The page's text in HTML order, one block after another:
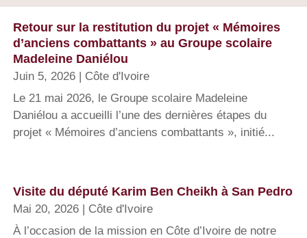
Retour sur la restitution du projet « Mémoires
d’anciens combattants » au Groupe scolaire
Madeleine Daniélou
Juin 5, 2026 | Côte d'Ivoire
Le 21 mai 2026, le Groupe scolaire Madeleine
Daniélou a accueilli l’une des dernières étapes du
projet « Mémoires d’anciens combattants », initié...
Visite du député Karim Ben Cheikh à San Pedro
Mai 20, 2026 | Côte d'Ivoire
À l’occasion de la mission en Côte d’Ivoire de notre